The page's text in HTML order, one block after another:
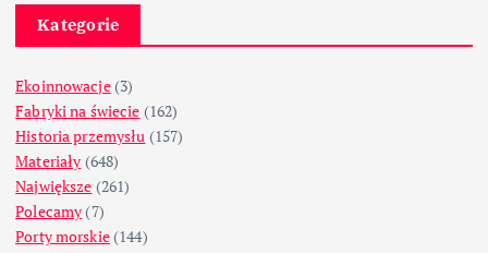
Kategorie
Ekoinnowacje(3)
Fabryki na świecie (162)
Historia przemysłu (157)
Materiały (648)
Największe (261)
Polecamy (7)
Porty morskie(144)